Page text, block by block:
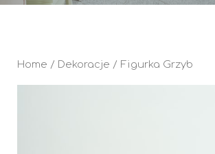
Home / Dekoracje / Figurka Grzyb